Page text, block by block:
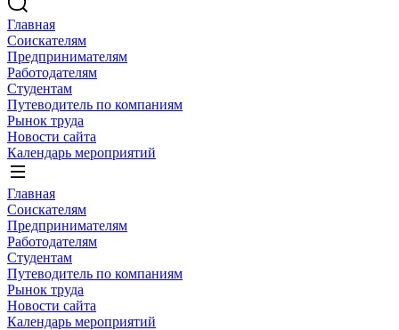
Главная
Соискателям
Предпринимателям
Работодателям
Студентам
Путеводитель по компаниям
Рынок труда
Новости сайта
Календарь мероприятий
Главная
Соискателям
Предпринимателям
Работодателям
Студентам
Путеводитель по компаниям
Рынок труда
Новости сайта
Календарь мероприятий